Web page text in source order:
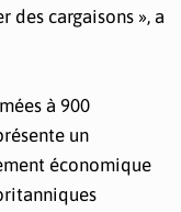
des cargaisons », a
à 900
un
économique